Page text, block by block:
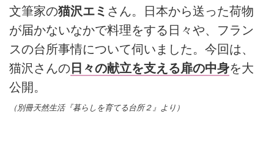
文筆家の猫沢エミ さん。日本から送った荷物
が届かないなかで料理をする日々や、フラン
スの台所事情について伺いました。今回は、
猫沢さんの 日々の献立を支える扉の中身を大
公開。
（別冊天然生活『暮らしを育てる台所２』より）